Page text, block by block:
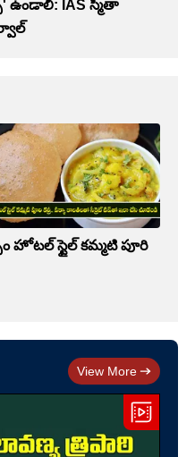
ఉండాలి: IAS స్మితా
హోటల్ స్టైల్ కమ్మటి పూరి
View More